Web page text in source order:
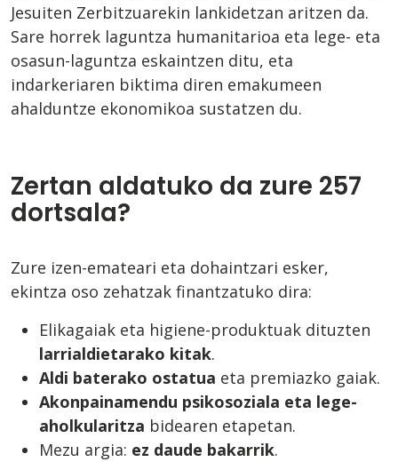
Jesuiten Zerbitzuarekin lankidetzan aritzen da.
Sare horrek laguntza humanitarioa eta lege- eta
osasun-laguntza eskaintzen ditu, eta
indarkeriaren biktima diren emakumeen
ahalduntze ekonomikoa sustatzen du.
Zertan aldatuko da zure 257
dortsala?
Zure izen-emateari eta dohaintzari esker,
ekintza oso zehatzak finantzatuko dira:
Elikagaiak eta higiene-produktuak dituzten
larrialdietarako kitak.
Aldi baterako ostatua eta premiazko gaiak.
Akonpainamendu psikosoziala eta lege-
aholkularitza bidearen etapetan.
Mezu argia: ez daude bakarrik.